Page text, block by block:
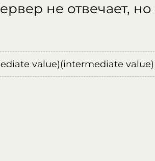
не отвечает,
value)(intermediate